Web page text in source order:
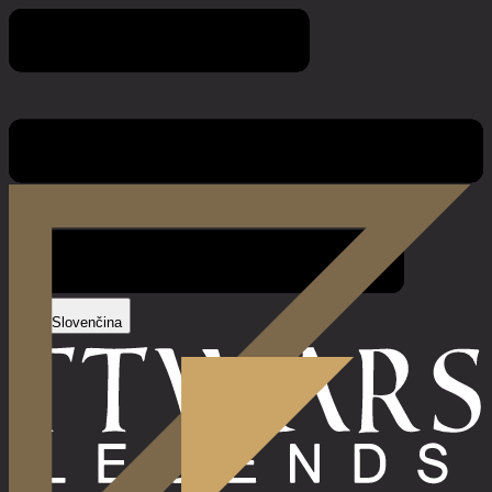
Slovenčina
Tiráž